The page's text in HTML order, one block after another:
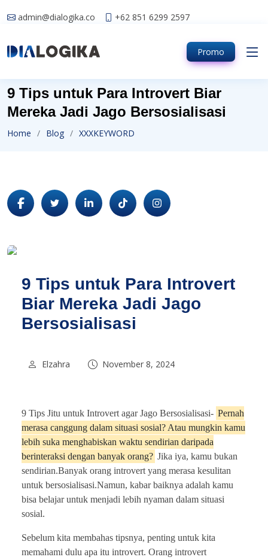
admin@dialogika.co +62 851 6299 2597
Promo
9 Tips untuk Para Introvert Biar
Mereka Jadi Jago Bersosialisasi
Home Blog XXXKEYWORD
9 Tips untuk Para Introvert
Biar Mereka Jadi Jago
Bersosialisasi
Elzahra November 8, 2024
9 Tips Jitu untuk Introvert agar Jago Bersosialisasi- Pernah
merasa canggung dalam situasi sosial? Atau mungkin kamu
lebih suka menghabiskan waktu sendirian daripada
berinteraksi dengan banyak orang? Jika iya, kamu bukan
sendirian.Banyak orang introvert yang merasa kesulitan
untuk bersosialisasi.Namun, kabar baiknya adalah kamu
bisa belajar untuk menjadi lebih nyaman dalam situasi
sosial.
Sebelum kita membahas tipsnya, penting untuk kita
memahami dulu apa itu introvert. Orang introvert